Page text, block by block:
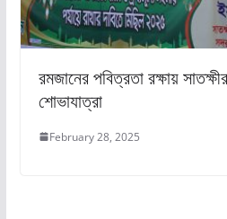
রমজানের পবিত্রতা রক্ষায়
শোভাযাত্রা
February 28, 2025